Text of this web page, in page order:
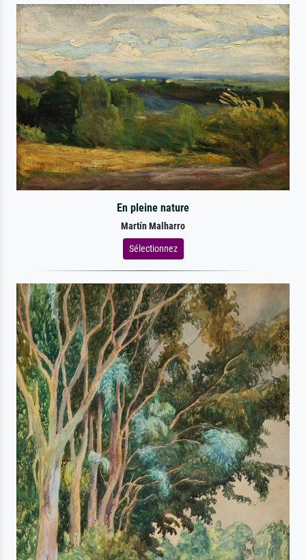
En pleine nature
Martín Malharro
Sélectionnez